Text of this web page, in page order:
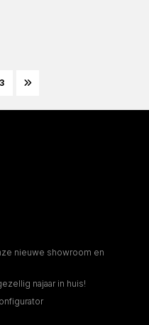
3
nieuwe showroom en
najaar in huis!